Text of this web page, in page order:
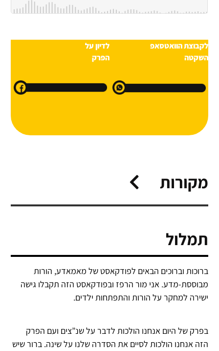
לדיון על
הפרק
לקבוצת הוואטסאפ
השקטה
מקורות
תמלול
ברוכות וברוכים הבאים לפודקאסט של מאמאדע, הורות
מבוססת-מדע. אני מור הרפז ובפודקאסט הזה תקבלו גישה
ישירה למחקר על הורות והתפתחות ילדים.
בפרק של היום אנחנו הולכות לדבר על שנ”צים ועם הפרק
הזה אנחנו הולכות לסיים את הסדרה שלנו על שינה. ברור שיש